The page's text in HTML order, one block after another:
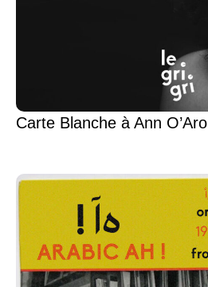
Carte Blanche à Ann O’Aro